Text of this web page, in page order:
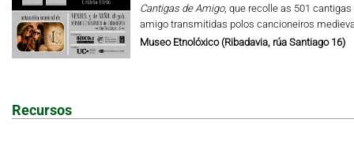
Cantigas de Amigo, que recolle as 501 cantigas
amigo transmitidas polos cancioneiros
Museo Etnolóxico (Ribadavia, rúa Santiago 16)
Recursos